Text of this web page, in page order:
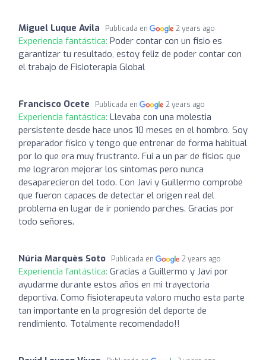
Miguel Luque Avila Publicada en 2 years ago
Experiencia fantástica: Poder contar con un fisio es
garantizar tu resultado, estoy feliz de poder contar con
el trabajo de Fisioterapia Global
Francisco Ocete Publicada en 2 years ago
Experiencia fantástica: Llevaba con una molestia
persistente desde hace unos 10 meses en el hombro. Soy
preparador físico y tengo que entrenar de forma habitual
por lo que era muy frustrante. Fui a un par de fisios que
me lograron mejorar los síntomas pero nunca
desaparecieron del todo. Con Javi y Guillermo comprobé
que fueron capaces de detectar el origen real del
problema en lugar de ir poniendo parches. Gracias por
todo señores.
Núria Marquès Soto Publicada en 2 years ago
Experiencia fantástica: Gracias a Guillermo y Javi por
ayudarme durante estos años en mi trayectoria
deportiva. Como fisioterapeuta valoro mucho esta parte
tan importante en la progresión del deporte de
rendimiento. Totalmente recomendado!!